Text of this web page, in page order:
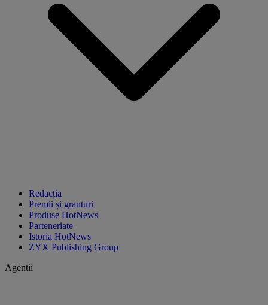
Redacția
Premii și granturi
Produse HotNews
Parteneriate
Istoria HotNews
ZYX Publishing Group
Agentii